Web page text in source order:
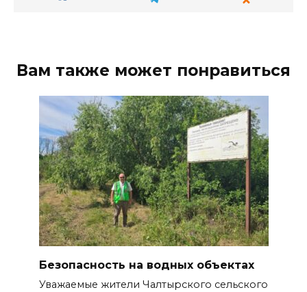
Вам также может понравиться
Безопасность на водных объектах
Уважаемые жители Чалтырского сельского